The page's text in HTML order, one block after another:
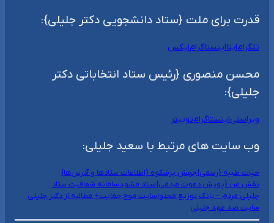
قدرت برای ملت {ستاد دانشجویی دکتر جلیلی}:
تلگرامایتااینستاگرامایکس
محسن منصوری {رئیس ستاد انتخاباتی دکتر
جلیلی}:
ویراستیاینستاگرامتوییتر
وب سایت های مرتبط با سعید جلیلی:
حیات طیبه {رسمی}جهش پرشکوه {اطلاعات ستادها و آدرس‌ها}
نقش من {پویش دعوت مردمی}ستاد مشهدسامانه شفافیت ستاد
جلیلی مردم – بانک توزیع محتواسایت موج حمایت+ مطالبه از دکتر جلیلی
سایت صد عهد جلیلی